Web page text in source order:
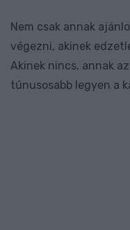
Nem csak annak
végezni, akinek
Akinek nincs, annak
túnusosabb legyen a